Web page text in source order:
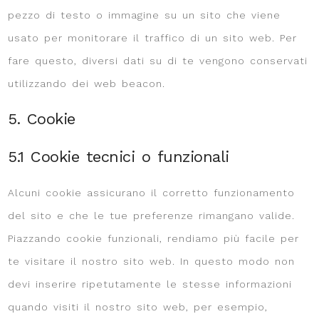
pezzo di testo o immagine su un sito che viene
usato per monitorare il traffico di un sito web. Per
fare questo, diversi dati su di te vengono conservati
utilizzando dei web beacon.
5. Cookie
5.1 Cookie tecnici o funzionali
Alcuni cookie assicurano il corretto funzionamento
del sito e che le tue preferenze rimangano valide.
Piazzando cookie funzionali, rendiamo più facile per
te visitare il nostro sito web. In questo modo non
devi inserire ripetutamente le stesse informazioni
quando visiti il nostro sito web, per esempio,